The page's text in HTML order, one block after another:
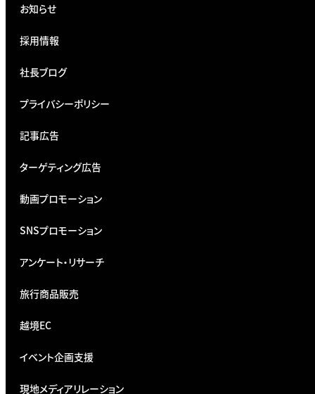
お知らせ
採用情報
社長ブログ
プライバシーポリシー
記事広告
ターゲティング広告
動画プロモーション
SNSプロモーション
アンケート・リサーチ
旅行商品販売
越境EC
イベント企画支援
現地メディアリレーション